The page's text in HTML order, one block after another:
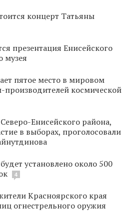
концерт Татьяны
презентация Енисейского
музея
пятое место в мировом
космической
Енисейского района,
в выборах, проголосовали
установлено около 500
4
Красноярского края
огнестрельного оружия